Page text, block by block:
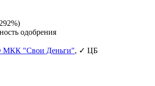
одобрения
"Свои Деньги", ✓ ЦБ